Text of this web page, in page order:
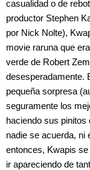
casualidad o de
productor Stephen
por Nick Nolte),
movie raruna que
verde de Robert
desesperadamente.
pequeña sorpresa
seguramente los
haciendo sus
nadie se acuerda, ni
entonces, Kwapis
ir apareciendo de